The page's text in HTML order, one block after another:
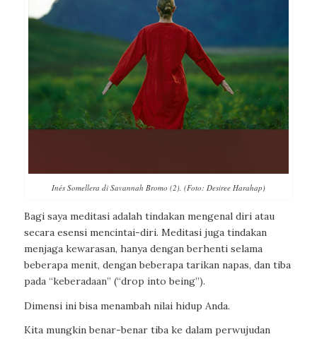
Inés Somellera di Savannah Bromo (2). (Foto: Desiree Harahap)
Bagi saya meditasi adalah tindakan mengenal diri atau
secara esensi mencintai-diri. Meditasi juga tindakan
menjaga kewarasan, hanya dengan berhenti selama
beberapa menit, dengan beberapa tarikan napas, dan tiba
pada “keberadaan” (“drop into being”).
Dimensi ini bisa menambah nilai hidup Anda.
Kita mungkin benar-benar tiba ke dalam perwujudan